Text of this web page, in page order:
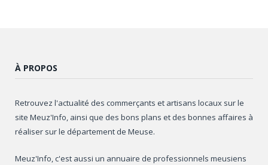
À PROPOS
Retrouvez l'actualité des commerçants et artisans locaux sur le
site Meuz'Info, ainsi que des bons plans et des bonnes affaires à
réaliser sur le département de Meuse.
Meuz'Info, c'est aussi un annuaire de professionnels meusiens